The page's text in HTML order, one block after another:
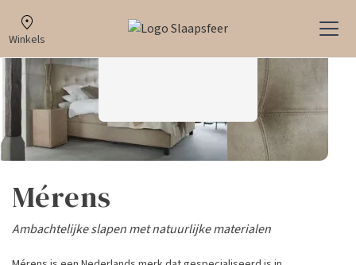
Winkels
Mérens
Ambachtelijke slapen met natuurlijke materialen